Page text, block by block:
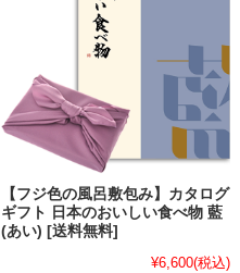
【フジ色の風呂敷包み】カタログ
ギフト 日本のおいしい食べ物 藍
(あい) [送料無料]
¥6,600(税込)